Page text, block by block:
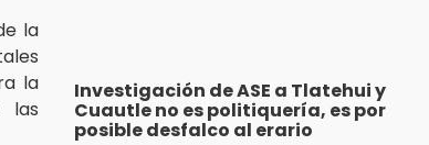
la
la
las
Investigación de ASE a Tlatehui y
Cuautle no es politiquería, es por
posible desfalco al erario